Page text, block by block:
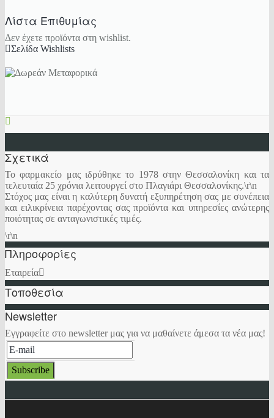
Λίστα Επιθυμίας
Δεν έχετε προϊόντα στη wishlist.
Σελίδα Wishlists
Σχετικά
Το φαρμακείο μας ιδρύθηκε το 1978 στην Θεσσαλονίκη και τα
τελευταία 25 χρόνια λειτουργεί στο Πλαγιάρι Θεσσαλονίκης.\r\n
Στόχος μας είναι η καλύτερη δυνατή εξυπηρέτηση σας με συνέπεια
και ειλικρίνεια παρέχοντας σας προϊόντα και υπηρεσίες ανώτερης
ποιότητας σε ανταγωνιστικές τιμές.
\r\n
Πληροφορίες
Εταιρεία
Τοποθεσία
Newsletter
Εγγραφείτε στο newsletter μας για να μαθαίνετε άμεσα τα νέα μας!